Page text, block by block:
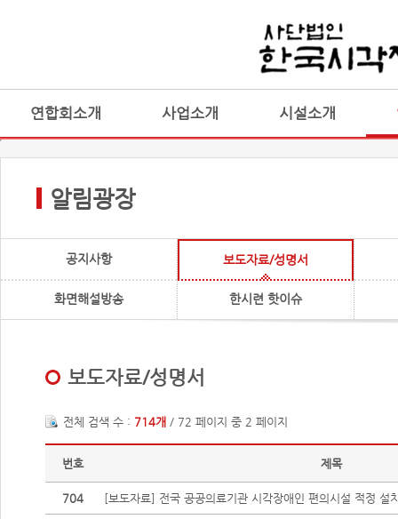
연합회소개 사업소개 시설소개
알림광장
공지사항 보도자료/성명서
화면해설방송 한시련 핫이슈
보도자료/성명서
전체 검색 수 : 714개 / 72 페이지 중 2 페이지
번호 제목
704 [보도자료] 전국 공공의료기관 시각장애인 편의시설 적정